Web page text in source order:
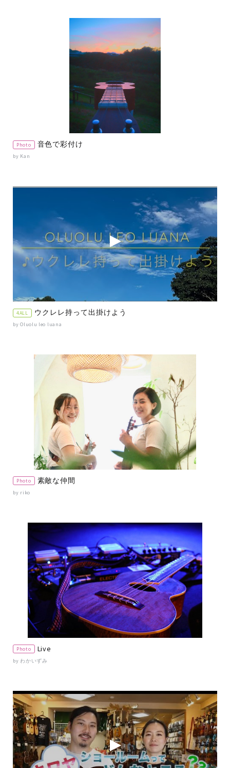
Photo 音色で彩付け
by Kan
4ALL ウクレレ持って出掛けよう
by Oluolu leo luana
Photo 素敵な仲間
by riko
Photo Live
by わかいずみ